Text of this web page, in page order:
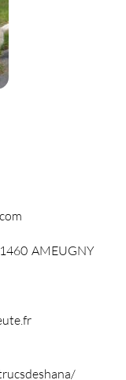
AMEUGNY